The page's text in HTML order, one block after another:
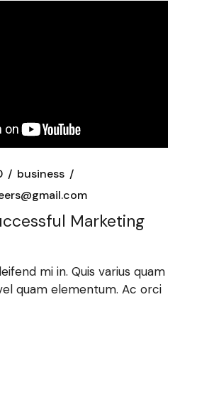
business
Marketing
mi in. Quis varius quam
quam elementum. Ac orci